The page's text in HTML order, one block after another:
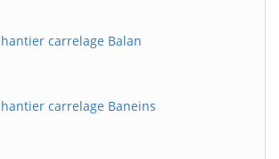
carrelage Balan
carrelage Baneins